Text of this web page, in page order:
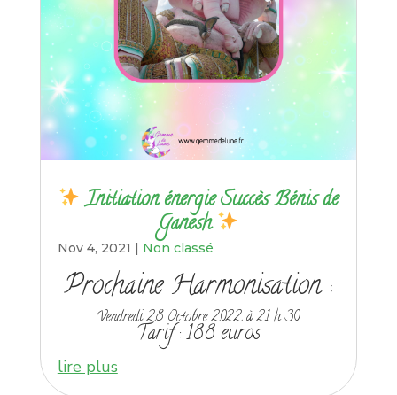
Initiation énergie Succès Bénis de
Ganesh
Nov 4, 2021 | Non classé
Prochaine Harmonisation :
Vendredi 28 Octobre 2022 à 21 h 30
Tarif : 188 euros
lire plus